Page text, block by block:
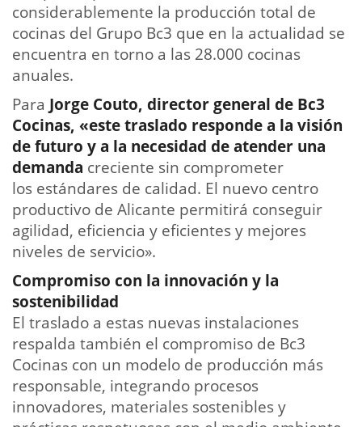
considerablemente la producción total de
cocinas del Grupo Bc3 que en la actualidad se
encuentra en torno a las 28.000 cocinas
anuales.
Para Jorge Couto, director general de Bc3
Cocinas, «este traslado responde a la visión
de futuro y a la necesidad de atender una
demanda creciente sin comprometer
los estándares de calidad. El nuevo centro
productivo de Alicante permitirá conseguir
agilidad, eficiencia y eficientes y mejores
niveles de servicio».
Compromiso con la innovación y la
sostenibilidad
El traslado a estas nuevas instalaciones
respalda también el compromiso de Bc3
Cocinas con un modelo de producción más
responsable, integrando procesos
innovadores, materiales sostenibles y